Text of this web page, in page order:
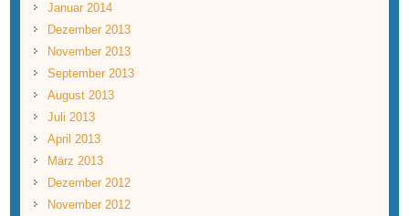
Januar 2014
Dezember 2013
November 2013
September 2013
August 2013
Juli 2013
April 2013
März 2013
Dezember 2012
November 2012